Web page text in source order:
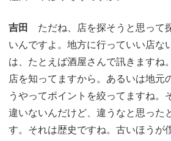
吉田 ただね、店を探そうと思って
いんですよ。地方に行っていい店な
は、たとえば酒屋さんで訊きますね
店を知ってますから。あるいは地元
うやってポイントを絞ってますね。
違いないんだけど、違うなと思った
す。それは歴史ですね。古いほうが